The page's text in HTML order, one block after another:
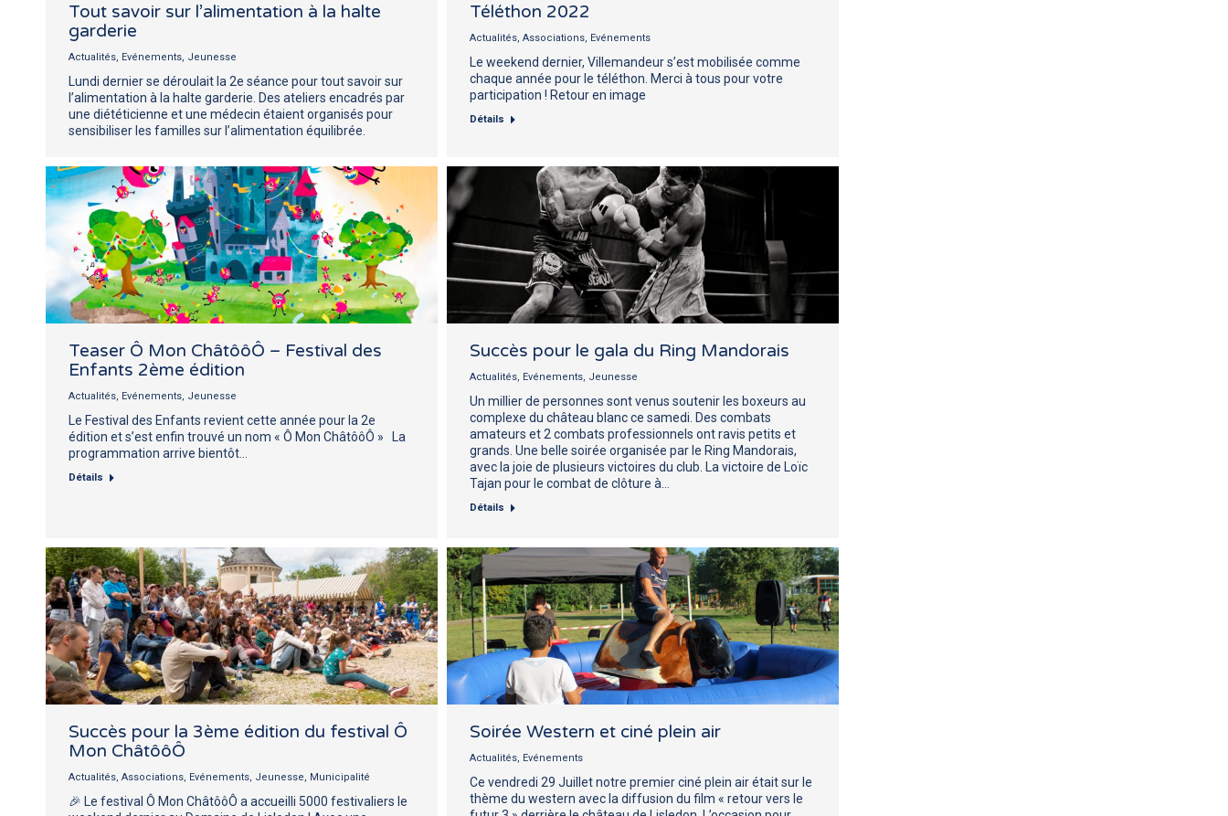
Tout savoir sur l’alimentation à la halte
garderie
Actualités Evénements Jeunesse
Lundi dernier se déroulait la 2e séance pour tout savoir sur
l’alimentation à la halte garderie. Des ateliers encadrés par
une diététicienne et une médecin étaient organisés pour
sensibiliser les familles sur l’alimentation équilibrée.
Téléthon 2022
Actualités Associations Evénements
Le weekend dernier, Villemandeur s’est mobilisée comme
chaque année pour le téléthon. Merci à tous pour votre
participation ! Retour en image
Détails
Teaser Ô Mon ChâtôôÔ – Festival des
Enfants 2ème édition
Actualités Evénements Jeunesse
Le Festival des Enfants revient cette année pour la 2e
édition et s’est enfin trouvé un nom « Ô Mon ChâtôôÔ » La
programmation arrive bientôt…
Détails
Succès pour le gala du Ring Mandorais
Actualités Evénements Jeunesse
Un millier de personnes sont venus soutenir les boxeurs au
complexe du château blanc ce samedi. Des combats
amateurs et 2 combats professionnels ont ravis petits et
grands. Une belle soirée organisée par le Ring Mandorais,
avec la joie de plusieurs victoires du club. La victoire de Loïc
Tajan pour le combat de clôture à…
Détails
Succès pour la 3ème édition du festival Ô
Mon ChâtôôÔ
Actualités Associations Evénements Jeunesse Municipalité
🎉 Le festival Ô Mon ChâtôôÔ a accueilli 5000 festivaliers le
Soirée Western et ciné plein air
Actualités Evénements
Ce vendredi 29 Juillet notre premier ciné plein air était sur le
thème du western avec la diffusion du film « retour vers le